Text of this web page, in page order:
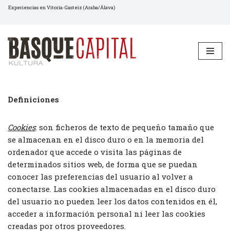
al
contenido
Experiencias en Vitoria-Gasteiz (Araba/Álava)
Definiciones
Cookies: son ficheros de texto de pequeño tamaño que
se almacenan en el disco duro o en la memoria del
ordenador que accede o visita las páginas de
determinados sitios web, de forma que se puedan
conocer las preferencias del usuario al volver a
conectarse. Las cookies almacenadas en el disco duro
del usuario no pueden leer los datos contenidos en él,
acceder a información personal ni leer las cookies
creadas por otros proveedores.